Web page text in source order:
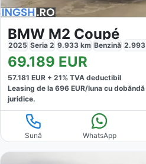
BMW M2 Coupé
2025 Seria 2 9.933 km Benzină 2.993
69.189 EUR
57.181 EUR + 21% TVA deductibil
Leasing de la 696 EUR/luna cu dobăndă
juridice.
Sună WhatsApp